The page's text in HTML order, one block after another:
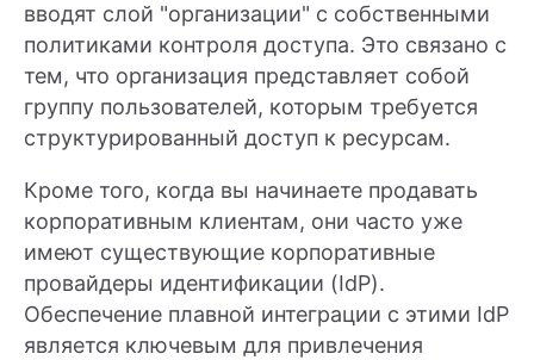
вводят слой "организации" с собственными
политиками контроля доступа. Это связано с
тем, что организация представляет собой
группу пользователей, которым требуется
структурированный доступ к ресурсам.
Кроме того, когда вы начинаете продавать
корпоративным клиентам, они часто уже
имеют существующие корпоративные
провайдеры идентификации (IdP).
Обеспечение плавной интеграции с этими IdP
является ключевым для привлечения